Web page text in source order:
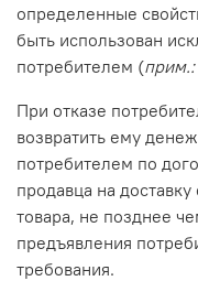
определенные
быть использован
потребителем (прим.:
При отказе
возвратить ему
потребителем по
продавца на
товара, не позднее
предъявления
требования.